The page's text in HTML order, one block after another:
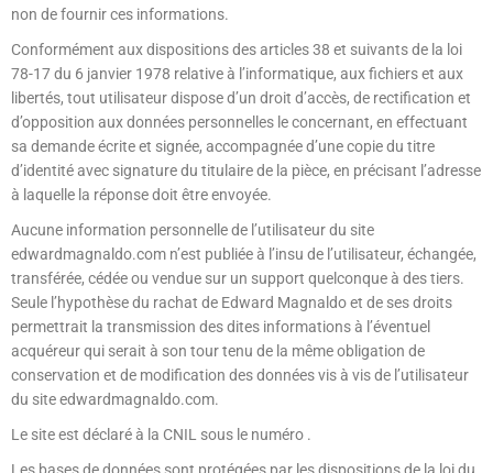
non de fournir ces informations.
Conformément aux dispositions des articles 38 et suivants de la loi
78-17 du 6 janvier 1978 relative à l’informatique, aux fichiers et aux
libertés, tout utilisateur dispose d’un droit d’accès, de rectification et
d’opposition aux données personnelles le concernant, en effectuant
sa demande écrite et signée, accompagnée d’une copie du titre
d’identité avec signature du titulaire de la pièce, en précisant l’adresse
à laquelle la réponse doit être envoyée.
Aucune information personnelle de l’utilisateur du site
edwardmagnaldo.com n’est publiée à l’insu de l’utilisateur, échangée,
transférée, cédée ou vendue sur un support quelconque à des tiers.
Seule l’hypothèse du rachat de Edward Magnaldo et de ses droits
permettrait la transmission des dites informations à l’éventuel
acquéreur qui serait à son tour tenu de la même obligation de
conservation et de modification des données vis à vis de l’utilisateur
du site edwardmagnaldo.com.
Le site est déclaré à la CNIL sous le numéro .